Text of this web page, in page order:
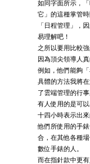
如同字面所示，
它」的這種掌管
「日程管理」，
易理解吧！
之所以要用比較
因為頂尖領導人
例如，他們能夠
具體的方法我將
了雲端管理的行
有人使用的是可
十四小時表示出來
他們所使用的手
合，在其他各種
數位手錶的人。
而在指針款中更